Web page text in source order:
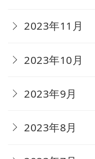
2023年11月
2023年10月
2023年9月
2023年8月